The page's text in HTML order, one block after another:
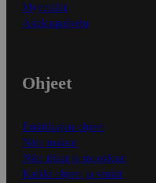
Myymälät
Asiakaspalvelu
Ohjeet
Ensitilaajan ohjeet
Näin maksat
Näin tilaat ja muokkaat
Kaikki ohjeet ja vinkit